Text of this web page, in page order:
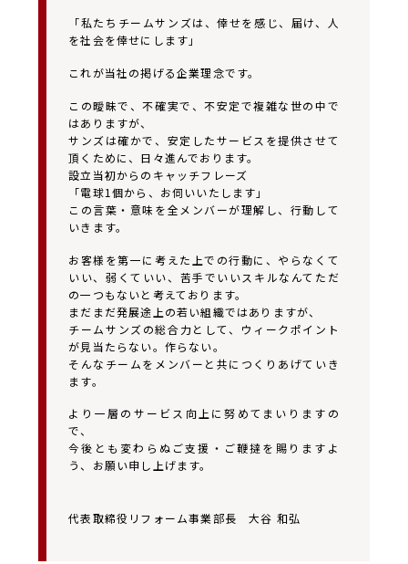
「私たちチームサンズは、倖せを感じ、届け、人
を社会を倖せにします」
これが当社の掲げる企業理念です。
この曖昧で、不確実で、不安定で複雑な世の中で
はありますが、
サンズは確かで、安定したサービスを提供させて
頂くために、日々進んでおります。
設立当初からのキャッチフレーズ
「電球1個から、お伺いいたします」
この言葉・意味を全メンバーが理解し、行動して
いきます。
お客様を第一に考えた上での行動に、やらなくて
いい、弱くていい、苦手でいいスキルなんてただ
の一つもないと考えております。
まだまだ発展途上の若い組織ではありますが、
チームサンズの総合力として、ウィークポイント
が見当たらない。作らない。
そんなチームをメンバーと共につくりあげていき
ます。
より一層のサービス向上に努めてまいりますの
で、
今後とも変わらぬご支援・ご鞭撻を賜りますよ
う、お願い申し上げます。
代表取締役リフォーム事業部長 大谷 和弘